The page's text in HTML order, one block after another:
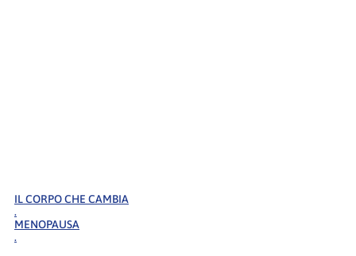
IL CORPO CHE CAMBIA
.
MENOPAUSA
.